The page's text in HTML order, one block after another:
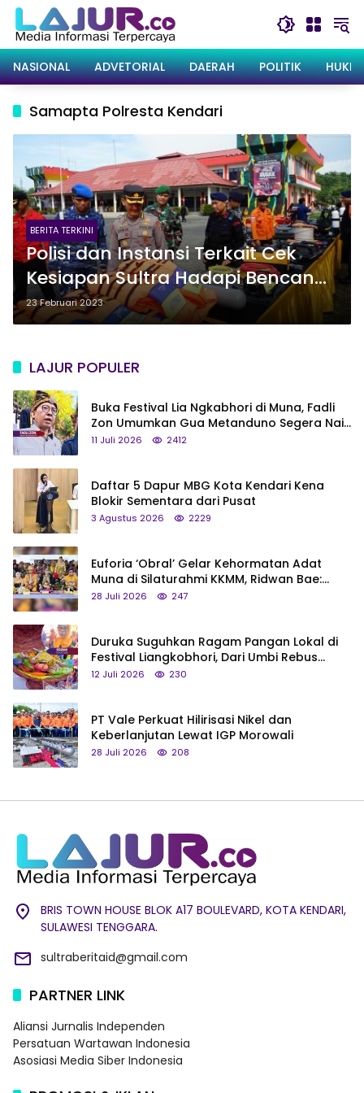
Langsung
konten
NASIONAL
ADVETORIAL DAERAH POLITIK
Samapta Polresta Kendari
BERITA TERKINI
Polisi dan Instansi Terkait Cek
Kesiapan Sultra Hadapi Bencana
Alam
23 Februari 2023
LAJUR POPULER
Buka Festival Lia Ngkabhori di Muna, Fadli
Zon Umumkan Gua Metanduno Segera Naik
Status Jadi Cagar Budaya Nasional
11 Juli 2026 2412
Daftar 5 Dapur MBG Kota Kendari Kena
Blokir Sementara dari Pusat
3 Agustus 2026 2229
Euforia ‘Obral’ Gelar Kehormatan Adat
Muna di Silaturahmi KKMM, Ridwan Bae:
Saya Bukan Tipe Begitu, Belum Pantas!
28 Juli 2026 247
Duruka Suguhkan Ragam Pangan Lokal di
Festival Liangkobhori, Dari Umbi Rebus
hingga Tumpeng Beras Muna
12 Juli 2026 230
PT Vale Perkuat Hilirisasi Nikel dan
Keberlanjutan Lewat IGP Morowali
28 Juli 2026 208
BRIS TOWN HOUSE BLOK A17 BOULEVARD, KOTA KENDARI,
SULAWESI TENGGARA.
sultraberitaid@gmail.com
PARTNER LINK
Aliansi Jurnalis Independen
Persatuan Wartawan Indonesia
Asosiasi Media Siber Indonesia